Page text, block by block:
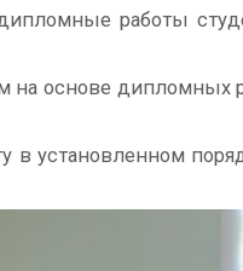
работы
основе дипломных
в установленном